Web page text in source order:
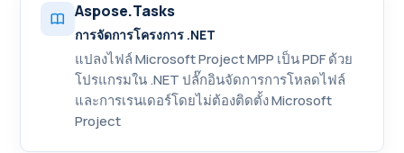
Aspose.Tasks
การจัดการโครงการ .NET
แปลงไฟล์ Microsoft Project MPP เป็น PDF ด้วย
โปรแกรมใน .NET ปลั๊กอินจัดการการโหลดไฟล์
และการเรนเดอร์โดยไม่ต้องติดตั้ง Microsoft
Project